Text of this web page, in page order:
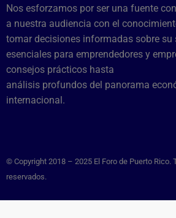
Nos esforzamos por ser una fuente
a nuestra audiencia con el
tomar decisiones informadas sobre su
esenciales para emprendedores y
consejos prácticos hasta
análisis profundos del panorama
internacional.
© Copyright 2018 – 2025 El Foro de Puerto Rico.
reservados.